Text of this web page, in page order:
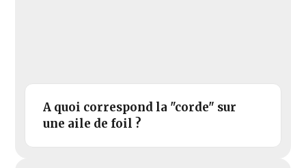
A quoi correspond la "corde" sur
une aile de foil ?